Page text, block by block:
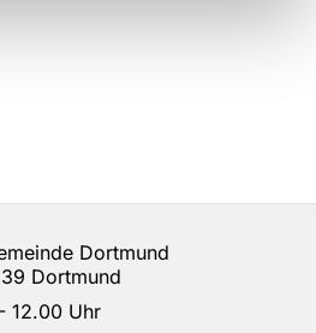
Dortmund
Dortmund
Uhr